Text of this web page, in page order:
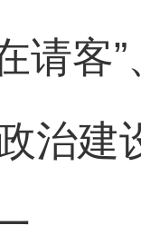
请客”
治建